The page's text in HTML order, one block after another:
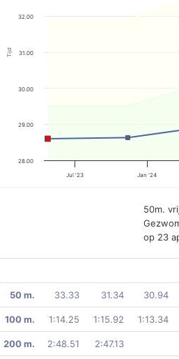
Tijd
Jul '23 Jan '24
28.00
29.00
30.00
31.00
32.00
50m.
op 23
50 m. 33.33 31.34 30.94
100 m. 1:14.25 1:15.92 1:13.34
200 m. 2:48.51 2:47.13